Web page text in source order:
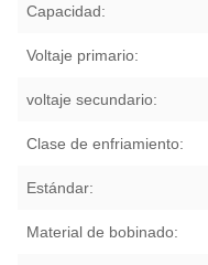
Capacidad:
Voltaje primario:
voltaje secundario:
Clase de enfriamiento:
Estándar:
Material de bobinado: